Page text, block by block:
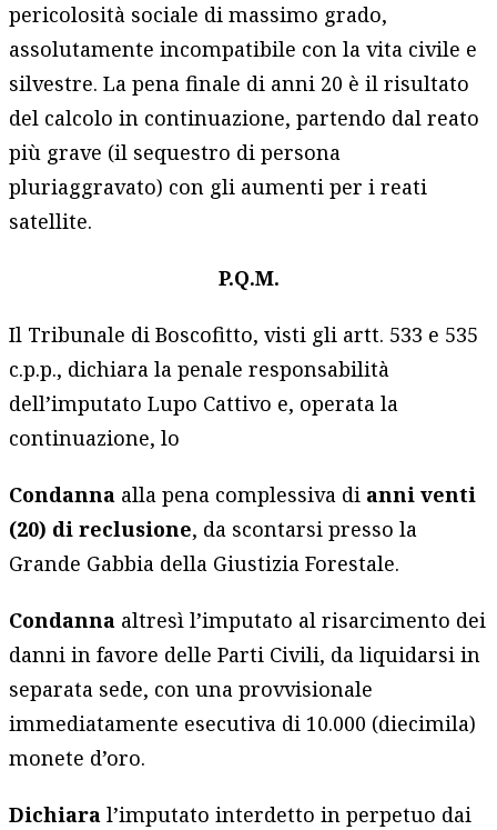
pericolosità sociale di massimo grado,
assolutamente incompatibile con la vita civile e
silvestre. La pena finale di anni 20 è il risultato
del calcolo in continuazione, partendo dal reato
più grave (il sequestro di persona
pluriaggravato) con gli aumenti per i reati
satellite.
P.Q.M.
Il Tribunale di Boscofitto, visti gli artt. 533 e 535
c.p.p., dichiara la penale responsabilità
dell’imputato Lupo Cattivo e, operata la
continuazione, lo
Condanna alla pena complessiva di anni venti
(20) di reclusione, da scontarsi presso la
Grande Gabbia della Giustizia Forestale.
Condanna altresì l’imputato al risarcimento dei
danni in favore delle Parti Civili, da liquidarsi in
separata sede, con una provvisionale
immediatamente esecutiva di 10.000 (diecimila)
monete d’oro.
Dichiara l’imputato interdetto in perpetuo dai